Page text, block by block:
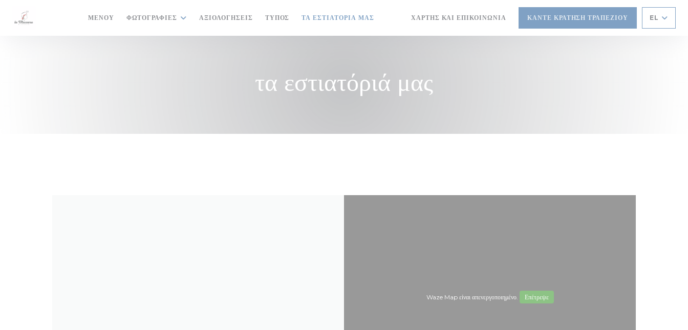
ΜΕΝΟΎ ΦΩΤΟΓΡΑΦΊΕΣ ΑΞΙΟΛΟΓΉΣΕΙΣ ΤΎΠΟΣ ΤΑ ΕΣΤΙΑΤΌΡΙΆ ΜΑΣ ΧΆΡΤΗΣ ΚΑΙ ΕΠΙΚΟΙΝΩΝΊΑ ΚΆΝΤΕ ΚΡΆΤΗΣΗ ΤΡΑΠΕΖΙΟΎ EL
τα εστιατόριά μας
Waze Map είναι απενεργοποιημένο. Επέτρεψε